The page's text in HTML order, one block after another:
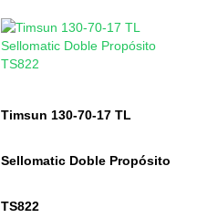
Timsun 130-70-17 TL
Sellomatic Doble Propósito
TS822